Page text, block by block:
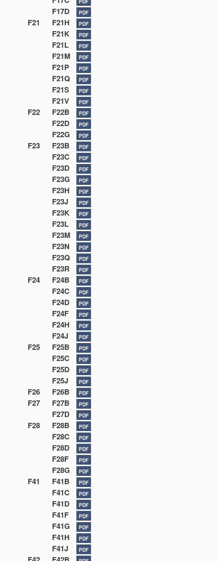
PDF
F17D PDF
F21 F21H PDF
F21K PDF
F21L PDF
F21M PDF
F21P PDF
F21Q PDF
F21S PDF
F21V PDF
F22 F22B PDF
F22D PDF
F22G PDF
F23 F23B PDF
F23C PDF
F23D PDF
F23G PDF
F23H PDF
F23J PDF
F23K PDF
F23L PDF
F23M PDF
F23N PDF
F23Q PDF
F23R PDF
F24 F24B PDF
F24C PDF
F24D PDF
F24F PDF
F24H PDF
F24J PDF
F25 F25B PDF
F25C PDF
F25D PDF
F25J PDF
F26 F26B PDF
F27 F27B PDF
F27D PDF
F28 F28B PDF
F28C PDF
F28D PDF
F28F PDF
F28G PDF
F41 F41B PDF
F41C PDF
F41D PDF
F41F PDF
F41G PDF
F41H PDF
F41J PDF